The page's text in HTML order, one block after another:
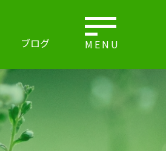
ブログ MENU